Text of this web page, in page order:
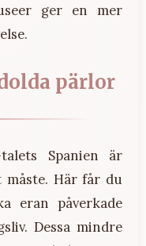
ger en mer
pärlor
Spanien är
måste. Här får du
eran påverkade
Dessa mindre